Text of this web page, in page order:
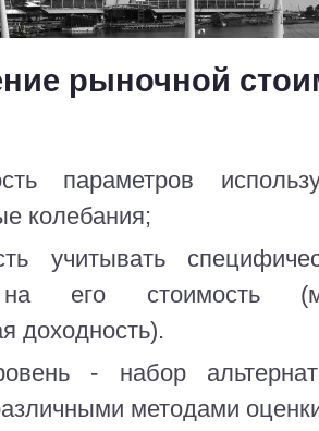
рыночной
параметров
колебания;
учитывать
его стоимость
доходность).
- набор
методами